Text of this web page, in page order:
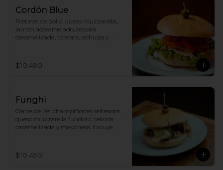
Cordón Blue
Filetines de pollo, queso muzzarella,
jamón acaramelado, cebolla
caramelizada, tomate, lechuga y
$10.490
Funghi
Carne de res, champiñones salteados,
queso muzzarella fundido, cebolla
caramelizada y mayonesa. Incluye
$10.490